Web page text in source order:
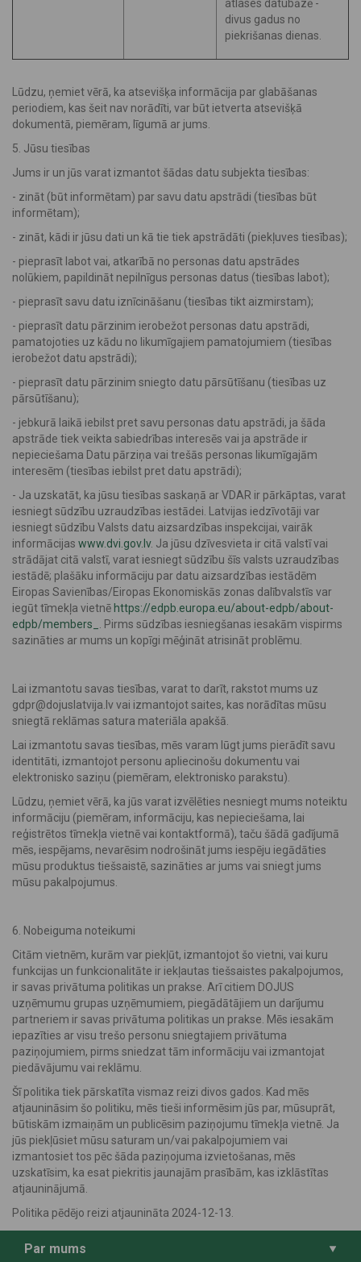
Par mums
atlases datubāzē -
divus gadus no
piekrišanas dienas.
Lūdzu, ņemiet vērā, ka atsevišķa informācija par glabāšanas
periodiem, kas šeit nav norādīti, var būt ietverta atsevišķā
dokumentā, piemēram, līgumā ar jums.
5. Jūsu tiesības
Jums ir un jūs varat izmantot šādas datu subjekta tiesības:
- zināt (būt informētam) par savu datu apstrādi (tiesības būt
informētam);
- zināt, kādi ir jūsu dati un kā tie tiek apstrādāti (piekļuves tiesības);
- pieprasīt labot vai, atkarībā no personas datu apstrādes
nolūkiem, papildināt nepilnīgus personas datus (tiesības labot);
- pieprasīt savu datu iznīcināšanu (tiesības tikt aizmirstam);
- pieprasīt datu pārzinim ierobežot personas datu apstrādi,
pamatojoties uz kādu no likumīgajiem pamatojumiem (tiesības
ierobežot datu apstrādi);
- pieprasīt datu pārzinim sniegto datu pārsūtīšanu (tiesības uz
pārsūtīšanu);
- jebkurā laikā iebilst pret savu personas datu apstrādi, ja šāda
apstrāde tiek veikta sabiedrības interesēs vai ja apstrāde ir
nepieciešama Datu pārziņa vai trešās personas likumīgajām
interesēm (tiesības iebilst pret datu apstrādi);
- Ja uzskatāt, ka jūsu tiesības saskaņā ar VDAR ir pārkāptas, varat
iesniegt sūdzību uzraudzības iestādei. Latvijas iedzīvotāji var
iesniegt sūdzību Valsts datu aizsardzības inspekcijai, vairāk
informācijas www.dvi.gov.lv. Ja jūsu dzīvesvieta ir citā valstī vai
strādājat citā valstī, varat iesniegt sūdzību šīs valsts uzraudzības
iestādē; plašāku informāciju par datu aizsardzības iestādēm
Eiropas Savienības/Eiropas Ekonomiskās zonas dalībvalstīs var
iegūt tīmekļa vietnē https://edpb.europa.eu/about-edpb/about-
edpb/members_
. Pirms sūdzības iesniegšanas iesakām vispirms
sazināties ar mums un kopīgi mēģināt atrisināt problēmu.
Lai izmantotu savas tiesības, varat to darīt, rakstot mums uz
gdpr@dojuslatvija.lvvai izmantojot saites, kas norādītas mūsu
sniegtā reklāmas satura materiāla apakšā.
Lai izmantotu savas tiesības, mēs varam lūgt jums pierādīt savu
identitāti, izmantojot personu apliecinošu dokumentu vai
elektronisko saziņu (piemēram, elektronisko parakstu).
Lūdzu, ņemiet vērā, ka jūs varat izvēlēties nesniegt mums noteiktu
informāciju (piemēram, informāciju, kas nepieciešama, lai
reģistrētos tīmekļa vietnē vai kontaktformā), taču šādā gadījumā
mēs, iespējams, nevarēsim nodrošināt jums iespēju iegādāties
mūsu produktus tiešsaistē, sazināties ar jums vai sniegt jums
mūsu pakalpojumus.
6. Nobeiguma noteikumi
Citām vietnēm, kurām var piekļūt, izmantojot šo vietni, vai kuru
funkcijas un funkcionalitāte ir iekļautas tiešsaistes pakalpojumos,
ir savas privātuma politikas un prakse. Arī citiem DOJUS
uzņēmumu grupas uzņēmumiem, piegādātājiem un darījumu
partneriem ir savas privātuma politikas un prakse. Mēs iesakām
iepazīties ar visu trešo personu sniegtajiem privātuma
paziņojumiem, pirms sniedzat tām informāciju vai izmantojat
piedāvājumu vai reklāmu.
Šī politika tiek pārskatīta vismaz reizi divos gados. Kad mēs
atjaunināsim šo politiku, mēs tieši informēsim jūs par, mūsuprāt,
būtiskām izmaiņām un publicēsim paziņojumu tīmekļa vietnē. Ja
jūs piekļūsiet mūsu saturam un/vai pakalpojumiem vai
izmantosiet tos pēc šāda paziņojuma izvietošanas, mēs
uzskatīsim, ka esat piekritis jaunajām prasībām, kas izklāstītas
atjauninājumā.
Politika pēdējo reizi atjaunināta 2024-12-13.